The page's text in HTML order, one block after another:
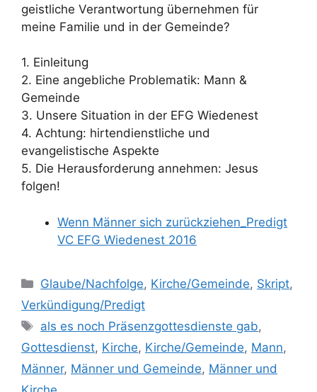
geistliche Verantwortung übernehmen für
meine Familie und in der Gemeinde?
1. Einleitung
2. Eine angebliche Problematik: Mann &
Gemeinde
3. Unsere Situation in der EFG Wiedenest
4. Achtung: hirtendienstliche und
evangelistische Aspekte
5. Die Herausforderung annehmen: Jesus
folgen!
Wenn Männer sich zurückziehen_Predigt
VC EFG Wiedenest 2016
Kategorien
Glaube/Nachfolge, Kirche/Gemeinde, Skript,
Verkündigung/Predigt
Schlagwörter
als es noch Präsenzgottesdienste gab,
Gottesdienst, Kirche, Kirche/Gemeinde, Mann,
Männer, Männer und Gemeinde, Männer und